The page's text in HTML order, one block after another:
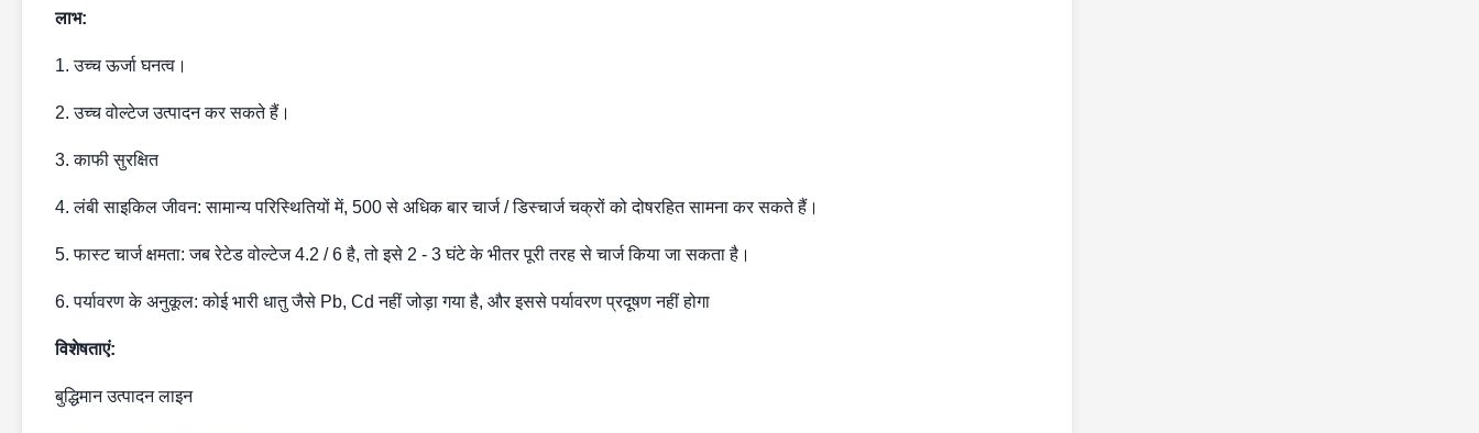
लाभ:
1. उच्च ऊर्जा घनत्व।
2. उच्च वोल्टेज उत्पादन कर सकते हैं।
3. काफी सुरक्षित
4. लंबी साइकिल जीवन: सामान्य परिस्थितियों में, 500 से अधिक बार चार्ज / डिस्चार्ज चक्रों को दोषरहित सामना कर सकते हैं।
5. फास्ट चार्ज क्षमता: जब रेटेड वोल्टेज 4.2 / 6 है, तो इसे 2 - 3 घंटे के भीतर पूरी तरह से चार्ज किया जा सकता है।
6. पर्यावरण के अनुकूल: कोई भारी धातु जैसे Pb, Cd नहीं जोड़ा गया है, और इससे पर्यावरण प्रदूषण नहीं होगा
विशेषताएं:
बुद्धिमान उत्पादन लाइन